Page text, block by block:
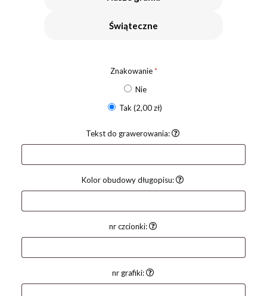
Świąteczne
Znakowanie*
Nie
Tak (2,00 zł)
Tekst do grawerowania:
Kolor obudowy długopisu:
nr czcionki:
nr grafiki: